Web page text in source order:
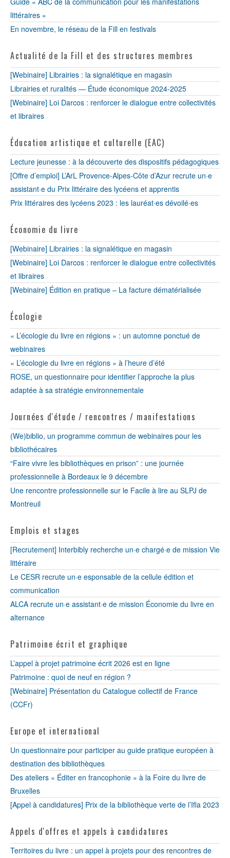
littéraires »
En novembre, le réseau de la Fill en festivals
Actualité de la Fill et des structures membres
[Webinaire] Librairies : la signalétique en magasin
Librairies et ruralités — Étude économique 2024-2025
[Webinaire] Loi Darcos : renforcer le dialogue entre collectivités
et libraires
Éducation artistique et culturelle (EAC)
Lecture jeunesse : à la découverte des dispositifs pédagogiques
[Offre d’emploi] L’ArL Provence-Alpes-Côte d’Azur recrute un·e
assistant·e du Prix littéraire des lycéens et apprentis
Prix littéraires des lycéens 2023 : les lauréat∙es dévoilé∙es
Économie du livre
[Webinaire] Librairies : la signalétique en magasin
[Webinaire] Loi Darcos : renforcer le dialogue entre collectivités
et libraires
[Webinaire] Édition en pratique – La facture dématérialisée
Écologie
« L’écologie du livre en régions » : un automne ponctué de
webinaires
« L’écologie du livre en régions » à l’heure d’été
ROSE, un questionnaire pour identifier l’approche la plus
adaptée à sa stratégie environnementale
Journées d'étude / rencontres / manifestations
(We)biblio, un programme commun de webinaires pour les
bibliothécaires
“Faire vivre les bibliothèques en prison” : une journée
professionnelle à Bordeaux le 9 décembre
Une rencontre professionnelle sur le Facile à lire au SLPJ de
Montreuil
Emplois et stages
[Recrutement] Interbibly recherche un·e chargé·e de mission Vie
littéraire
Le CESR recrute un·e esponsable de la cellule édition et
communication
ALCA recrute un·e assistant·e de mission Économie du livre en
alternance
Patrimoine écrit et graphique
L’appel à projet patrimoine écrit 2026 est en ligne
Patrimoine : quoi de neuf en région ?
[Webinaire] Présentation du Catalogue collectif de France
(CCFr)
Europe et international
Un questionnaire pour participer au guide pratique européen à
destination des bibliothèques
Des ateliers « Éditer en francophonie » à la Foire du livre de
Bruxelles
[Appel à candidatures] Prix de la bibliothèque verte de l’Ifla 2023
Appels d'offres et appels à candidatures
Territoires du livre : un appel à projets pour des rencontres de